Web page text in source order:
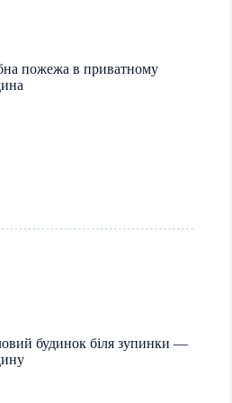
пожежа в приватному
будинок біля зупинки —